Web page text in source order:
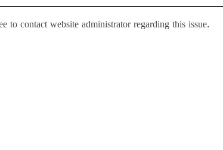
to contact website administrator regarding this issue.